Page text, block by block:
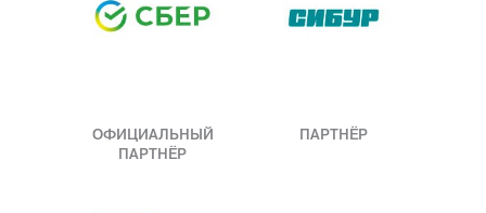
ОФИЦИАЛЬНЫЙ
ПАРТНЁР
ПАРТНЁР